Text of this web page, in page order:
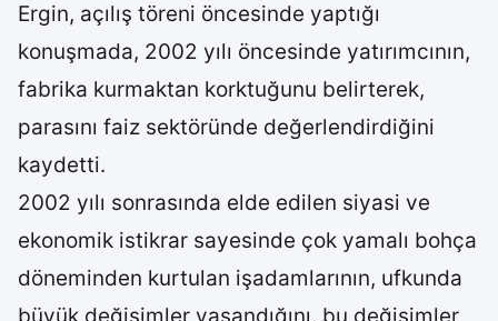
Ergin, açılış töreni öncesinde yaptığı
konuşmada, 2002 yılı öncesinde yatırımcının,
fabrika kurmaktan korktuğunu belirterek,
parasını faiz sektöründe değerlendirdiğini
kaydetti.
2002 yılı sonrasında elde edilen siyasi ve
ekonomik istikrar sayesinde çok yamalı bohça
döneminden kurtulan işadamlarının, ufkunda